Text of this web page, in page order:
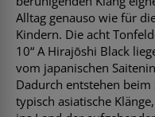
Alltag genauso wie für
Kindern. Die acht
10“ A Hirajōshi Black
vom japanischen
Dadurch entstehen
typisch asiatische